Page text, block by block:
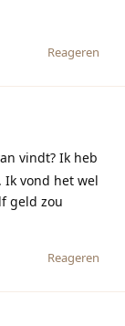
Reageren
vindt? Ik heb
Ik vond het wel
geld zou
Reageren